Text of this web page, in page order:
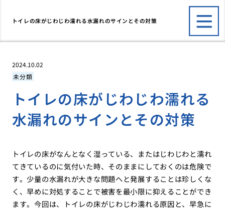
トイレの床がじわじわ濡れる水漏れのサインとその対策
2024.10.02
未分類
トイレの床がじわじわ濡れる
水漏れのサインとその対策
トイレの床がなんとなく湿っている、またはじわじわと濡れ
てきているのに気付いた時、そのままにしておくのは危険で
す。少量の水漏れが大きな問題へと発展することは珍しくな
く、早めに対処することで被害を最小限に抑えることができ
ます。今回は、トイレの床がじわじわ濡れる原因と、早急に